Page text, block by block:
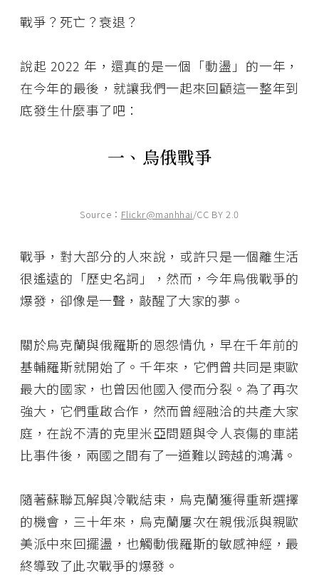
戰爭？死亡？衰退？
說起 2022 年，還真的是一個「動盪」的一年，
在今年的最後，就讓我們一起來回顧這一整年到
底發生什麼事了吧：
一、烏俄戰爭
Source： Flickr@manhhai/CC BY 2.0
戰爭，對大部分的人來說，或許只是一個離生活
很遙遠的「歷史名詞」，然而，今年烏俄戰爭的
爆發，卻像是一聲，敲醒了大家的夢。
關於烏克蘭與俄羅斯的恩怨情仇，早在千年前的
基輔羅斯就開始了。千年來，它們曾共同是東歐
最大的國家，也曾因他國入侵而分裂。為了再次
強大，它們重啟合作，然而曾經融洽的共產大家
庭，在說不清的克里米亞問題與令人哀傷的車諾
比事件後，兩國之間有了一道難以跨越的鴻溝。
隨著蘇聯瓦解與冷戰結束，烏克蘭獲得重新選擇
的機會，三十年來，烏克蘭屢次在親俄派與親歐
美派中來回擺盪，也觸動俄羅斯的敏感神經，最
終導致了此次戰爭的爆發。